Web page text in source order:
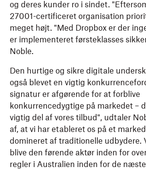
og deres kunder ro i sindet.
27001-certificeret organisation
meget højt. "Med Dropbox er der
er implementeret førsteklasses
Noble.
Den hurtige og sikre digitale
også blevet en vigtig
signatur er afgørende for at forblive
konkurrencedygtige på markedet –
vigtig del af vores tilbud", udtaler
af, at vi har etableret os på et
domineret af traditionelle udbydere.
blive den førende aktør inden for
regler i Australien inden for de